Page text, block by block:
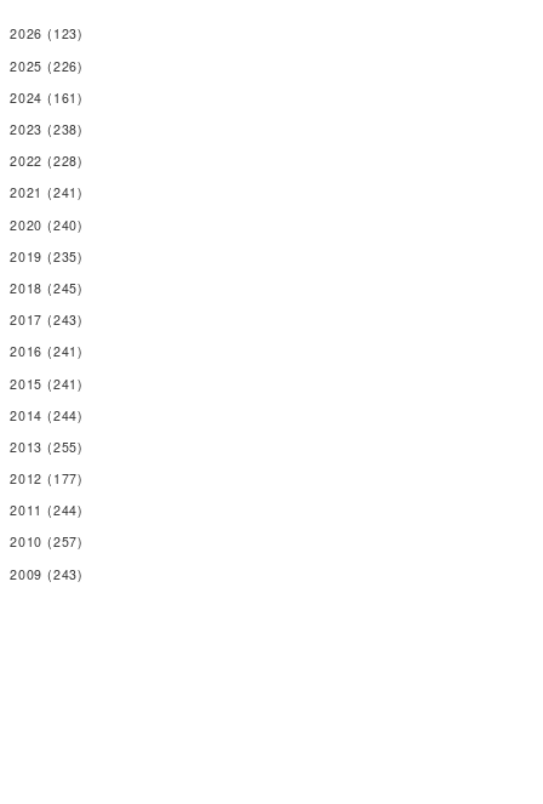
2026 (123)
2025 (226)
2024 (161)
2023 (238)
2022 (228)
2021 (241)
2020 (240)
2019 (235)
2018 (245)
2017 (243)
2016 (241)
2015 (241)
2014 (244)
2013 (255)
2012 (177)
2011 (244)
2010 (257)
2009 (243)